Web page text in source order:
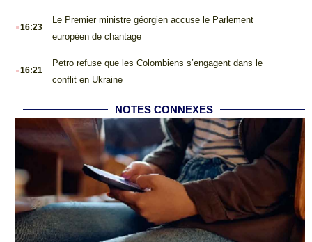
.16:23
Le Premier ministre géorgien accuse le Parlement
européen de chantage
.16:21
Petro refuse que les Colombiens s’engagent dans le
conflit en Ukraine
NOTES CONNEXES